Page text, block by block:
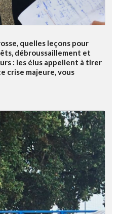
quelles leçons pour
débroussaillement et
: les élus appellent à tirer
crise majeure, vous